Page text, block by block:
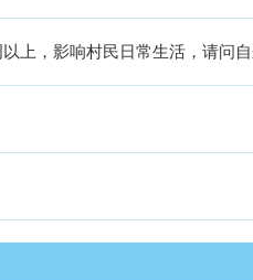
上，影响村民日常生活，请问